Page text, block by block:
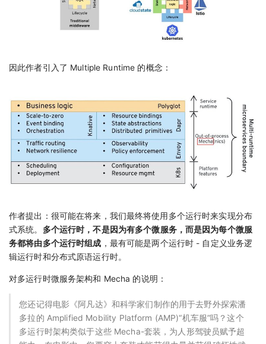
因此作者引入了 Multiple Runtime 的概念：
作者提出：很可能在将来，我们最终将使用多个运行时来实现分布
式系统。 多个运行时，不是因为有多个微服务，而是因为每个微服
务都将由多个运行时组成 ，最有可能是两个运行时 - 自定义业务逻
辑运行时和分布式原语运行时。
对多运行时微服务架构和 Mecha 的说明：
您还记得电影《阿凡达》和科学家们制作的用于去野外探索潘
多拉的 Amplified Mobility Platform (AMP)“机车服”吗？这个
多运行时架构类似于这些 Mecha-套装，为人形驾驶员赋予超